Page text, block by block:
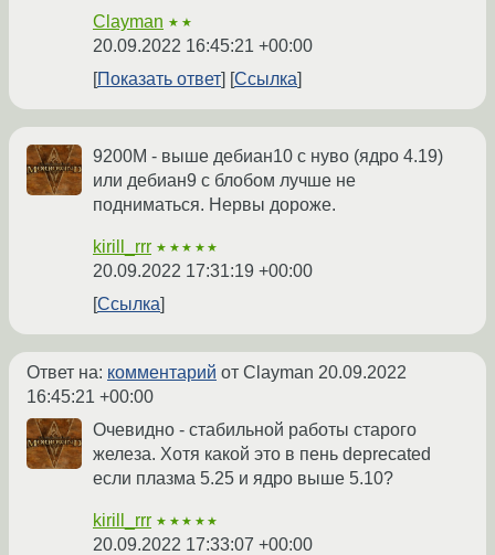
Clayman ★★
20.09.2022 16:45:21 +00:00
Показать ответ
Ссылка
9200М - выше дебиан10 с нуво (ядро 4.19)
или дебиан9 с блобом лучше не
подниматься. Нервы дороже.
kirill_rrr ★★★★★
20.09.2022 17:31:19 +00:00
Ссылка
Ответ на: комментарий от Clayman 20.09.2022
16:45:21 +00:00
Очевидно - стабильной работы старого
железа. Хотя какой это в пень deprecated
если плазма 5.25 и ядро выше 5.10?
kirill_rrr ★★★★★
20.09.2022 17:33:07 +00:00